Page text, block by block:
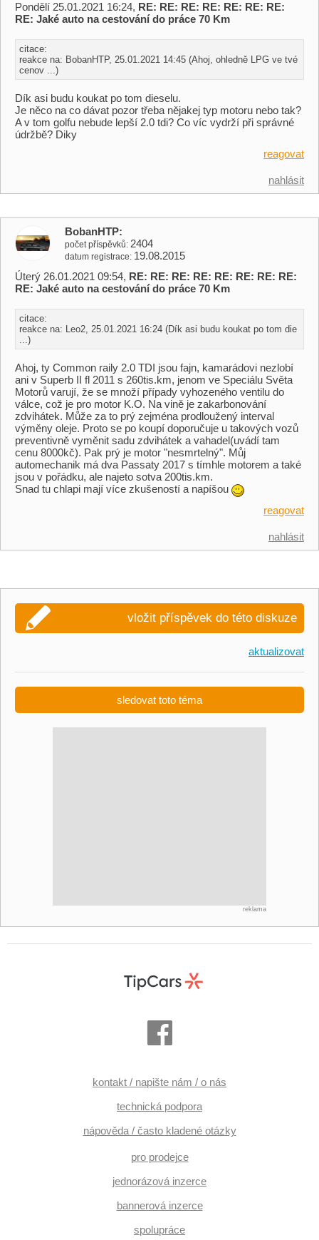
Pondělí 25.01.2021 16:24, RE: RE: RE: RE: RE: RE: RE:
RE: Jaké auto na cestování do práce 70 Km
citace:
reakce na: BobanHTP, 25.01.2021 14:45 (Ahoj, ohledně LPG ve tvé
cenov ...)
Dík asi budu koukat po tom dieselu.
Je něco na co dávat pozor třeba nějakej typ motoru nebo tak?
A v tom golfu nebude lepší 2.0 tdi? Co víc vydrží při správné
údržbě? Diky
reagovat
nahlásit
BobanHTP
počet příspěvků 2404
datum registrace 19.08.2015
Úterý 26.01.2021 09:54, RE: RE: RE: RE: RE: RE: RE: RE:
RE: Jaké auto na cestování do práce 70 Km
citace:
reakce na: Leo2, 25.01.2021 16:24 (Dík asi budu koukat po tom die
...)
Ahoj, ty Common raily 2.0 TDI jsou fajn, kamarádovi nezlobí
ani v Superb II fl 2011 s 260tis.km, jenom ve Speciálu Světa
Motorů varují, že se množí případy vyhozeného ventilu do
válce, což je pro motor K.O. Na vině je zakarbonování
zdvihátek. Může za to prý zejména prodloužený interval
výměny oleje. Proto se po koupí doporučuje u takových vozů
preventivně vyměnit sadu zdvihátek a vahadel(uvádí tam
cenu 8000kč). Pak prý je motor "nesmrtelný". Můj
automechanik má dva Passaty 2017 s tímhle motorem a také
jsou v pořádku, ale najeto sotva 200tis.km.
Snad tu chlapi mají více zkušeností a napíšou
reagovat
nahlásit
vložit příspěvek do této diskuze
aktualizovat
sledovat toto téma
reklama
kontakt / napište nám / o nás
technická podpora
nápověda / často kladené otázky
pro prodejce
jednorázová inzerce
bannerová inzerce
spolupráce